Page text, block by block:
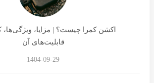
اکشن کمرا چیست؟ | مزایا، ویژگی‌ها،
قابلیت‌های آن
1404-09-29